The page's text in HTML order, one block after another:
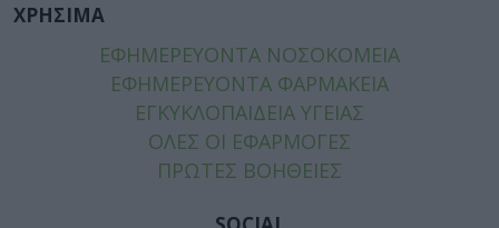
ΧΡΗΣΙΜΑ
ΕΦΗΜΕΡΕΥΟΝΤΑ ΝΟΣΟΚΟΜΕΙΑ
ΕΦΗΜΕΡΕΥΟΝΤΑ ΦΑΡΜΑΚΕΙΑ
ΕΓΚΥΚΛΟΠΑΙΔΕΙΑ ΥΓΕΙΑΣ
ΟΛΕΣ ΟΙ ΕΦΑΡΜΟΓΕΣ
ΠΡΩΤΕΣ ΒΟΗΘΕΙΕΣ